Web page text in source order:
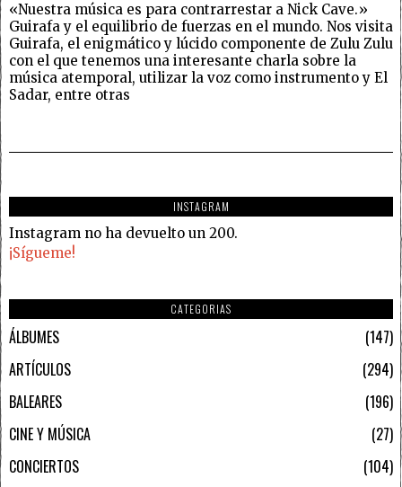
«Nuestra música es para contrarrestar a Nick Cave.»
Guirafa y el equilibrio de fuerzas en el mundo. Nos visita
Guirafa, el enigmático y lúcido componente de Zulu Zulu
con el que tenemos una interesante charla sobre la
música atemporal, utilizar la voz como instrumento y El
Sadar, entre otras
INSTAGRAM
Instagram no ha devuelto un 200.
¡Sígueme!
CATEGORIAS
ÁLBUMES
147
ARTÍCULOS
294
BALEARES
196
CINE Y MÚSICA
27
CONCIERTOS
104